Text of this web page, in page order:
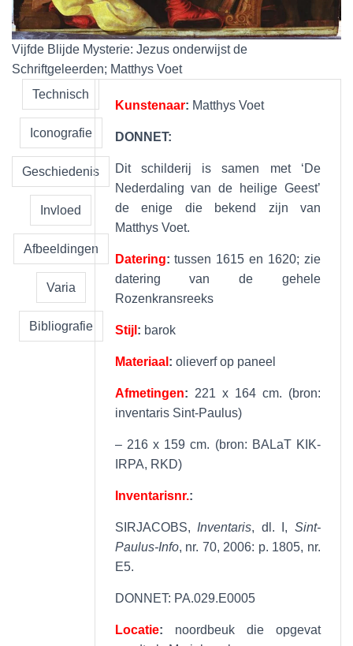
Vijfde Blijde Mysterie: Jezus onderwijst de
Schriftgeleerden; Matthys Voet
Technisch
Iconografie
Geschiedenis
Invloed
Afbeeldingen
Varia
Bibliografie
Kunstenaar: Matthys Voet
DONNET:
Dit schilderij is samen met ‘De
Nederdaling van de heilige Geest’
de enige die bekend zijn van
Matthys Voet.
Datering:tussen 1615 en 1620; zie
datering van de gehele
Rozenkransreeks
Stijl : barok
Materiaal : olieverf op paneel
Afmetingen: 221 x 164 cm. (bron:
inventaris Sint-Paulus)
– 216 x 159 cm. (bron: BALaT KIK-
IRPA, RKD)
Inventarisnr.:
SIRJACOBS, Inventaris, dl. I, Sint-
Paulus-Info, nr. 70, 2006: p. 1805, nr.
E5.
DONNET: PA.029.E0005
Locatie: noordbeuk die opgevat